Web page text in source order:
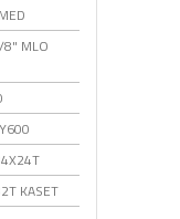
8" MLO
KASET